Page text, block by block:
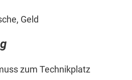
Geld
zum Technikplatz